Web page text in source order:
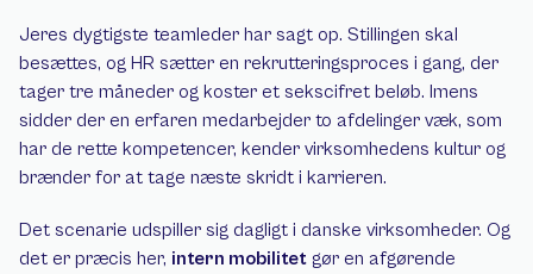
Jeres dygtigste teamleder har sagt op. Stillingen skal
besættes, og HR sætter en rekrutteringsproces i gang, der
tager tre måneder og koster et sekscifret beløb. Imens
sidder der en erfaren medarbejder to afdelinger væk, som
har de rette kompetencer, kender virksomhedens kultur og
brænder for at tage næste skridt i karrieren.
Det scenarie udspiller sig dagligt i danske virksomheder. Og
det er præcis her, intern mobilitet gør en afgørende